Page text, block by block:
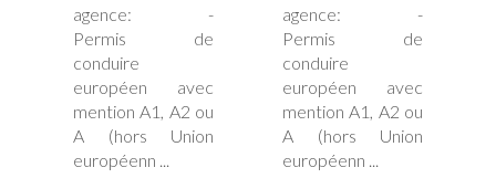
agence: -
Permis de
conduire
européen avec
mention A1, A2 ou
A (hors Union
européenn ...
agence: -
Permis de
conduire
européen avec
mention A1, A2 ou
A (hors Union
européenn ...